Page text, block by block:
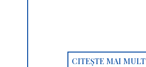
CITEȘTE MAI MULT